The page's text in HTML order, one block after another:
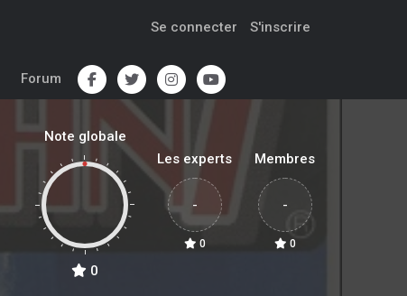
Se connecter S'inscrire
Forum
Note globale
0
Les experts
-
0
Membres
-
0